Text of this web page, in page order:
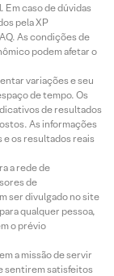
Em caso de dúvidas
pela XP
As condições de
podem afetar o
variações e seu
de tempo. Os
de resultados
As informações
e os resultados reais
a rede de
de
ser divulgado no site
qualquer pessoa,
o prévio
a missão de servir
sentirem satisfeitos